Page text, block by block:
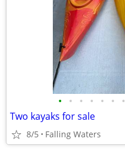
• • • • • • •
Two kayaks for sale
8/5 Falling Waters